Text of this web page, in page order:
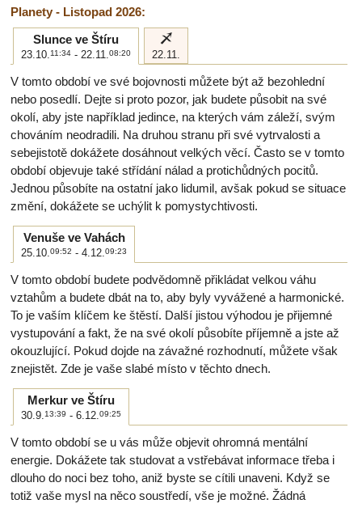
Planety - Listopad 2026:
Slunce ve Štíru
23.10.11:34 - 22.11.08:20
i
22.11.
V tomto období ve své bojovnosti můžete být až bezohlední
nebo posedlí. Dejte si proto pozor, jak budete působit na své
okolí, aby jste například jedince, na kterých vám záleží, svým
chováním neodradili. Na druhou stranu při své vytrvalosti a
sebejistotě dokážete dosáhnout velkých věcí. Často se v tomto
období objevuje také střídání nálad a protichůdných pocitů.
Jednou působíte na ostatní jako lidumil, avšak pokud se situace
změní, dokážete se uchýlit k pomystychtivosti.
Venuše ve Vahách
25.10.09:52 - 4.12.09:23
V tomto období budete podvědomně přikládat velkou váhu
vztahům a budete dbát na to, aby byly vyvážené a harmonické.
To je vaším klíčem ke štěstí. Další jistou výhodou je přijemné
vystupování a fakt, že na své okolí působíte příjemně a jste až
okouzlující. Pokud dojde na závažné rozhodnutí, můžete však
znejistět. Zde je vaše slabé místo v těchto dnech.
Merkur ve Štíru
30.9.13:39 - 6.12.09:25
V tomto období se u vás může objevit ohromná mentální
energie. Dokážete tak studovat a vstřebávat informace třeba i
dlouho do noci bez toho, aniž byste se cítili unaveni. Když se
totiž vaše mysl na něco soustředí, vše je možné. Žádná